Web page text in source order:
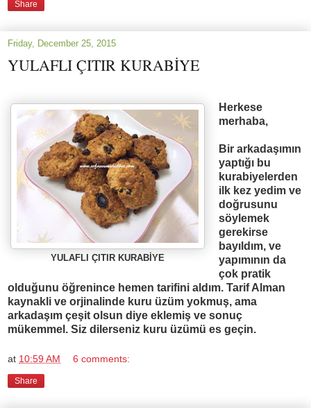
Share
Friday, December 25, 2015
YULAFLI ÇITIR KURABİYE
YULAFLI ÇITIR KURAB YE
Herkese
merhaba,
Bir arkadaşımın
yaptığıbu
kurabiyelerden
ilk kez yedim ve
doğrusunu
söylemek
gerekirse
bayıld ım, ve
yapımının da
çok pratik
olduğunu öğrenince hemen tarifini ald ım. Tarif Alman
kaynakli ve orjinalinde kuru üzüm yokmuş, ama
arkadaşım çeşit olsun diye eklemiş ve sonuç
mükemmel. Siz dilerseniz kuru üzümü es geçin.
at 10:59 AM 6 comments:
Share